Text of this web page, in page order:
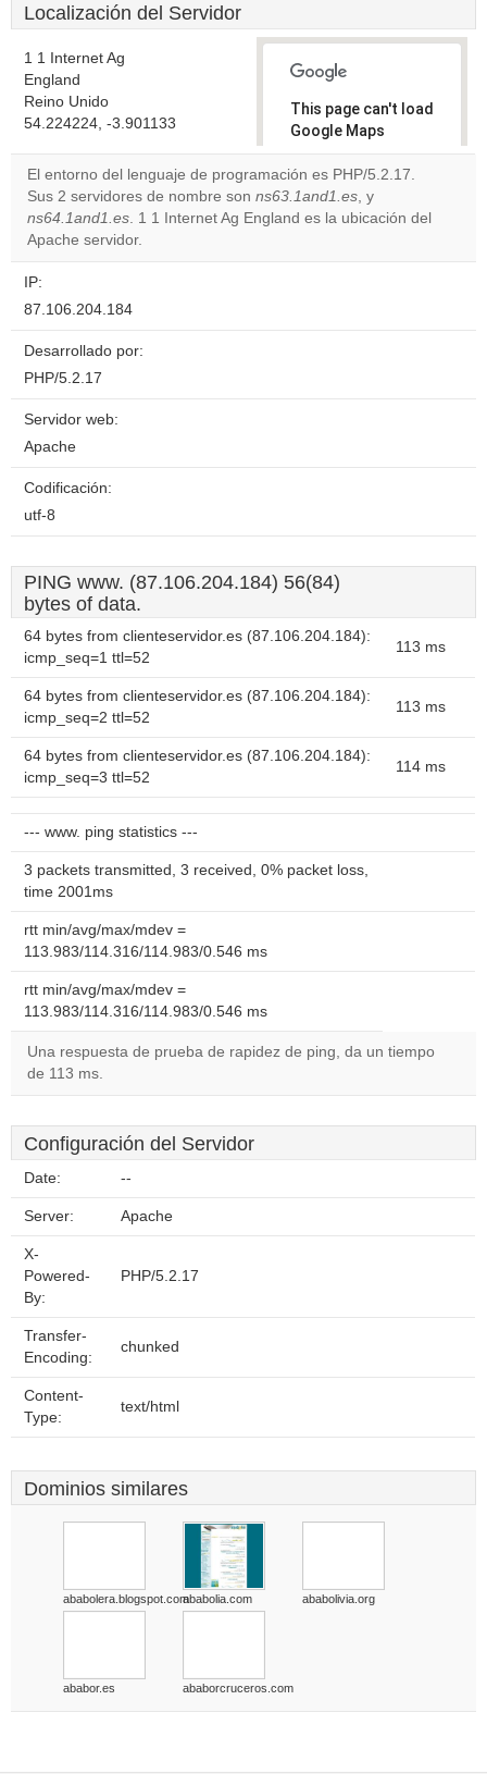
Localización del Servidor
1 1 Internet Ag
England
Reino Unido
54.224224, -3.901133
This page can't load
Google Maps
correctly.
Do you
own this
OK
El entorno del lenguaje de programación es PHP/5.2.17.
Sus 2 servidores de nombre son ns63.1and1.es, y
ns64.1and1.es. 1 1 Internet Ag England es la ubicación del
Apache servidor.
IP:
87.106.204.184
Desarrollado por:
PHP/5.2.17
Servidor web:
Apache
Codificación:
utf-8
PING www. (87.106.204.184) 56(84)
bytes of data.
64 bytes from clienteservidor.es (87.106.204.184):
icmp_seq=1 ttl=52
113 ms
64 bytes from clienteservidor.es (87.106.204.184):
icmp_seq=2 ttl=52
113 ms
64 bytes from clienteservidor.es (87.106.204.184):
icmp_seq=3 ttl=52
114 ms
--- www. ping statistics ---
3 packets transmitted, 3 received, 0% packet loss,
time 2001ms
rtt min/avg/max/mdev =
113.983/114.316/114.983/0.546 ms
rtt min/avg/max/mdev =
113.983/114.316/114.983/0.546 ms
Una respuesta de prueba de rapidez de ping, da un tiempo
de 113 ms.
Configuración del Servidor
Date: --
Server: Apache
X-
Powered-
By:
PHP/5.2.17
Transfer-
Encoding:
chunked
Content-
Type:
text/html
Dominios similares
ababolera.blogspot.comababolia.com ababolivia.org
ababor.es ababorcruceros.com